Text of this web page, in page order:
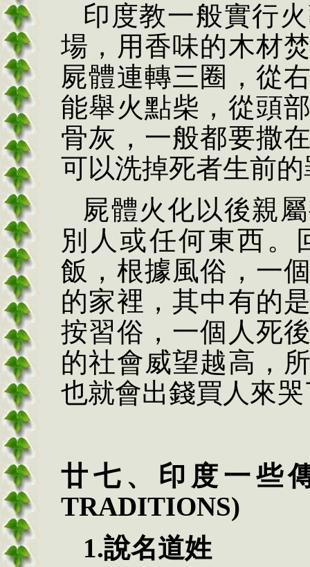
印度教一般實行
場，用香味的木材
屍體連轉三圈，從
能舉火點柴，從頭
骨灰，一般都要撒
可以洗掉死者生前
屍體火化以後親
別人或任何東西。
飯，根據風俗，一
的家裡，其中有的
按習俗，一個人死
的社會威望越高，
也就會出錢買人來
廿七、印度一些
TRADITIONS)
1.說名道姓